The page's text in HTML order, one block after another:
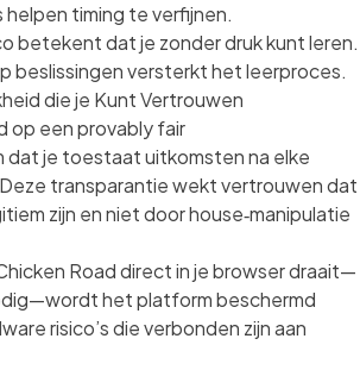
timing te verfijnen.
betekent dat je zonder druk kunt leren.
beslissingen versterkt het leerproces.
die je Kunt Vertrouwen
op een provably fair
dat je toestaat uitkomsten na elke
transparantie wekt vertrouwen dat
zijn en niet door house‑manipulatie
Road direct in je browser draait—
het platform beschermd
risico’s die verbonden zijn aan